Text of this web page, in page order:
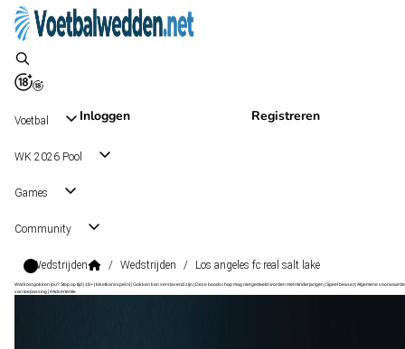
Inloggen Registreren
Voetbal
WK 2026 Pool
Games
Community
Wedstrijden / Wedstrijden / Los angeles fc real salt lake
Wat kost gokken jou? Stop op tijd | 18+ | loketkansspel.nl | Gokken kan verslavend zijn | Deze boodschap mag niet gedeeld worden met minderjarigen | Speel bewust | Algemene
van toepassing | #Advertentie